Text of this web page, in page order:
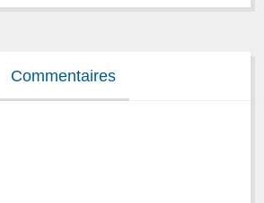
Commentaires